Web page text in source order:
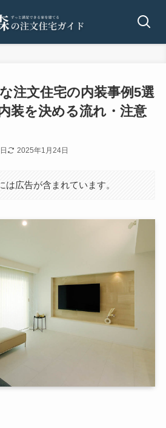
注文住宅の内装事例5選
装を決める流れ・注意
2025年1月24日
は広告が含まれています。